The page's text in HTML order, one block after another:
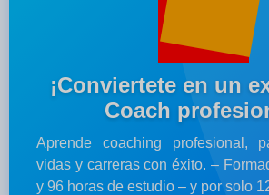
¡Conviertete en un
Coach
Aprende coaching profesional,
vidas y carreras con éxito. –
y 96 horas de estudio – y por solo